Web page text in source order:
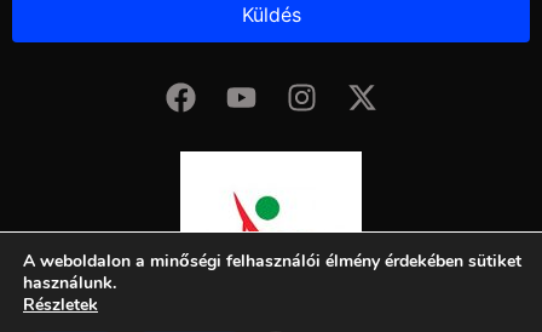
Küldés
A weboldalon a minőségi felhasználói élmény érdekében sütiket
használunk.
Részletek